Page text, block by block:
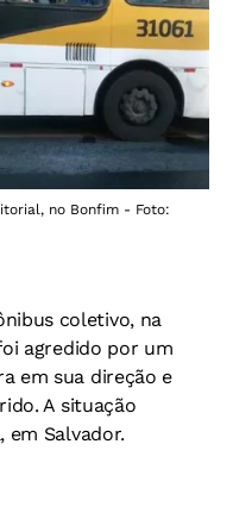
no Bonfim - Foto:
coletivo, na
agredido por um
em sua direção e
A situação
em Salvador.